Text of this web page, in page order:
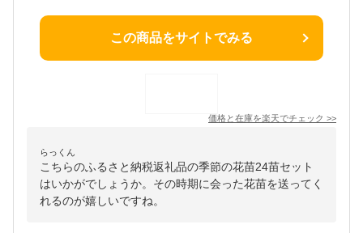
この商品をサイトでみる
価格と在庫を楽天でチェック >>
らっくん
こちらのふるさと納税返礼品の季節の花苗24苗セット
はいかがでしょうか。その時期に会った花苗を送ってく
れるのが嬉しいですね。